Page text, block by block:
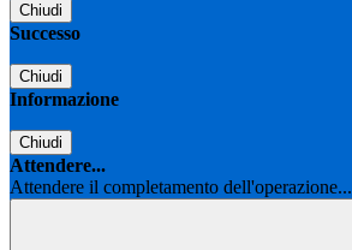
Chiudi
Successo
Chiudi
Informazione
Chiudi
Attendere...
Attendere il completamento dell'operazione...